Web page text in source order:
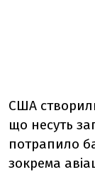
США
що несуть
потрапило
зокрема